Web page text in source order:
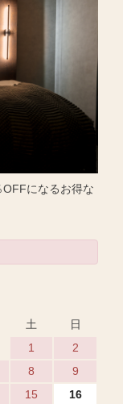
になるお得な
土
日
1
2
8
9
15
16